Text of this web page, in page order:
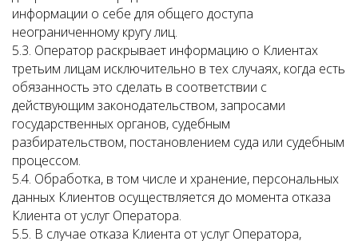
информации о себе для общего доступа
неограниченному кругу лиц.
5.3. Оператор раскрывает информацию о Клиентах
третьим лицам исключительно в тех случаях, когда есть
обязанность это сделать в соответствии с
действующим законодательством, запросами
государственных органов, судебным
разбирательством, постановлением суда или судебным
процессом.
5.4. Обработка, в том числе и хранение, персональных
данных Клиентов осуществляется до момента отказа
Клиента от услуг Оператора.
5.5. В случае отказа Клиента от услуг Оператора,